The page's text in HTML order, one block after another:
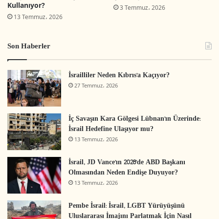
arkasında kenetlenen bir toplum olarak tanımlar.
İsrail için savaş hâli istisnai bir durum değil,
yaşanmasa bile, tehdidinin hissedilmesi, savaş
Bu çerçevede, bu değerlendirme ihtiyacının
doğrudan nedeni; İran’ın 13 Haziran’da maruz
kaldığı, stratejik nitelikteki askeri saldırılara
dayalı aldatma operasyonudur. Her ne kadar bu
aldatma sadece İbranice medya aracılığıyla
gerçekleştirilmemiş olsa da —ki Batı
medyasında “özel kaynaklara” dayandırılan
haberler de çoğunlukla İsrailli yetkililerin
yönlendirmeleriyle şekillenmektedir—, İbranice
Kullanıyor?
13 Temmuz، 2026
3 Temmuz، 2026
Son Haberler
İsrailliler Neden Kıbrıs’a Kaçıyor?
27 Temmuz، 2026
İç Savaşın Kara Gölgesi Lübnan’ın Üzerinde:
İsrail Hedefine Ulaşıyor mu?
13 Temmuz، 2026
İsrail, JD Vance’ın 2028’de ABD Başkanı
Olmasından Neden Endişe Duyuyor?
13 Temmuz، 2026
Pembe İsrail: İsrail, LGBT Yürüyüşünü
Uluslararası İmajını Parlatmak İçin Nasıl